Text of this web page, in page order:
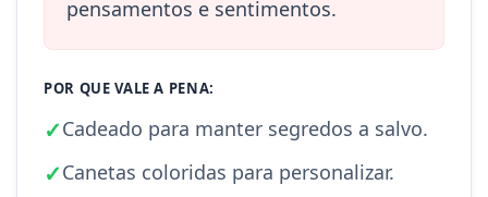
pensamentos e sentimentos.
POR QUE VALE A PENA:
✓Cadeado para manter segredos a salvo.
✓Canetas coloridas para personalizar.